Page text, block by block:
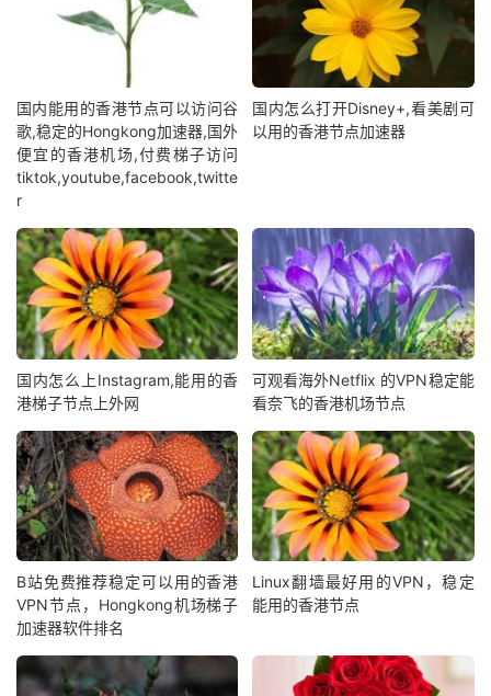
国内能用的香港节点可以访问谷
歌,稳定的Hongkong加速器,国外
便宜的香港机场,付费梯子访问
tiktok,youtube,facebook,twitte
r
国内怎么打开Disney+,看美剧可
以用的香港节点加速器
国内怎么上Instagram,能用的香
港梯子节点上外网
可观看海外Netflix 的VPN稳定能
看奈飞的香港机场节点
B站免费推荐稳定可以用的香港
VPN节点，Hongkong机场梯子
加速器软件排名
Linux翻墙最好用的VPN，稳定
能用的香港节点